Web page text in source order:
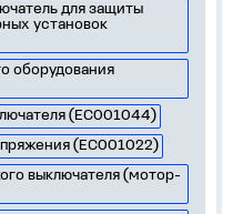
для защиты
установок
оборудования
(EC001044)
(EC001022)
выключателя (мотор-